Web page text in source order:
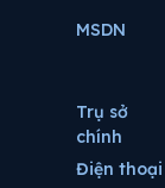
MSDN
Trụ sở
chính
Điện thoại